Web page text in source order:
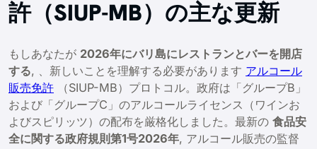
許（SIUP-MB）の主な更新
もしあなたが 2026年にバリ島にレストランとバーを開店
する, 、新しいことを理解する必要があります アルコール
販売免許 （SIUP-MB）プロトコル。政府は「グループB」
および「グループC」のアルコールライセンス（ワインお
よびスピリッツ）の配布を厳格化しました。最新の 食品安
全に関する政府規則第1号2026年, アルコール販売の監督